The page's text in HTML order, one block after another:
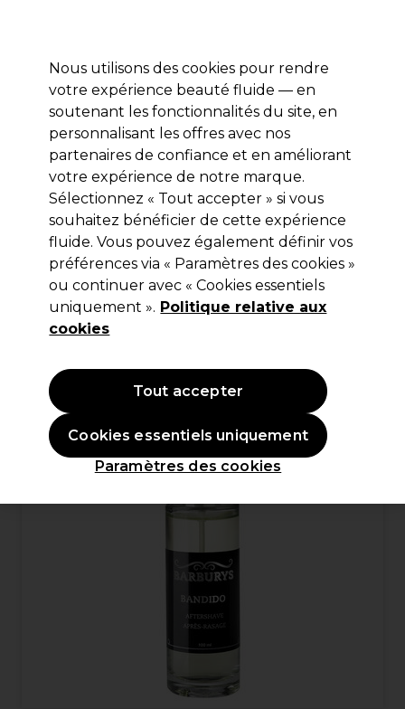
Se connecter
Marques Bons plans Coiffure Electro et Matériel
Livraison et délais
lire la suite
Barburys
Barburys Bandido Spray Après-
Rasage 100ml
(0)
15,51 €25,85 €
Nous utilisons des cookies pour rendre
votre expérience beauté fluide — en
soutenant les fonctionnalités du site, en
personnalisant les offres avec nos
partenaires de confiance et en améliorant
votre expérience de notre marque.
Sélectionnez « Tout accepter » si vous
souhaitez bénéficier de cette expérience
fluide. Vous pouvez également définir vos
préférences via « Paramètres des cookies »
ou continuer avec « Cookies essentiels
uniquement ». Politique relative aux
cookies
Paramètres des cookies
Cookies essentiels uniquement
Tout accepter